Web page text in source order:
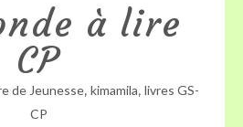
à lire
CP
de Jeunesse, kimamila, livres GS-
CP